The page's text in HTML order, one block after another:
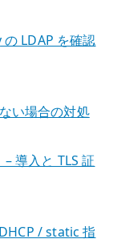
LDAP を確認
い場合の対処
導入と TLS 証
/ static 指